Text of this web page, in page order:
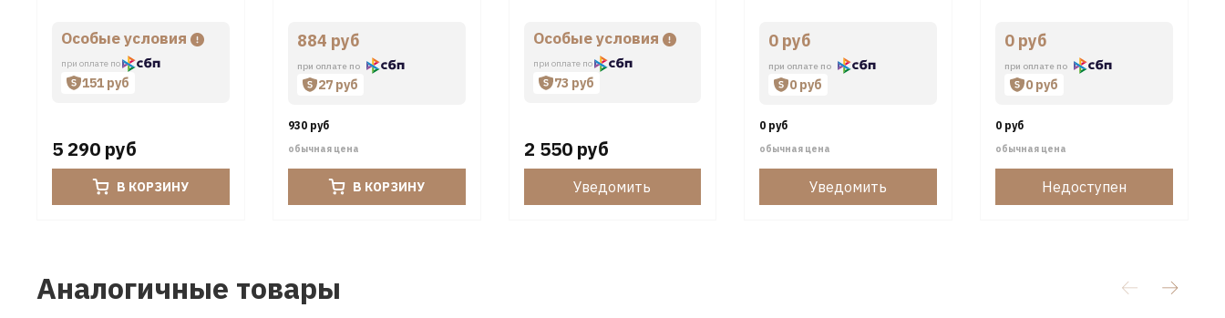
Особые условия
при оплате по
151 руб
5 290 руб
В КОРЗИНУ
884 руб
при оплате по
27 руб
930 руб
обычная цена
В КОРЗИНУ
Особые условия
при оплате по
73 руб
2 550 руб
Уведомить
0 руб
при оплате по
0 руб
0 руб
обычная цена
Уведомить
0 руб
при оплате по
0 руб
0 руб
обычная цена
Недоступен
Аналогичные товары